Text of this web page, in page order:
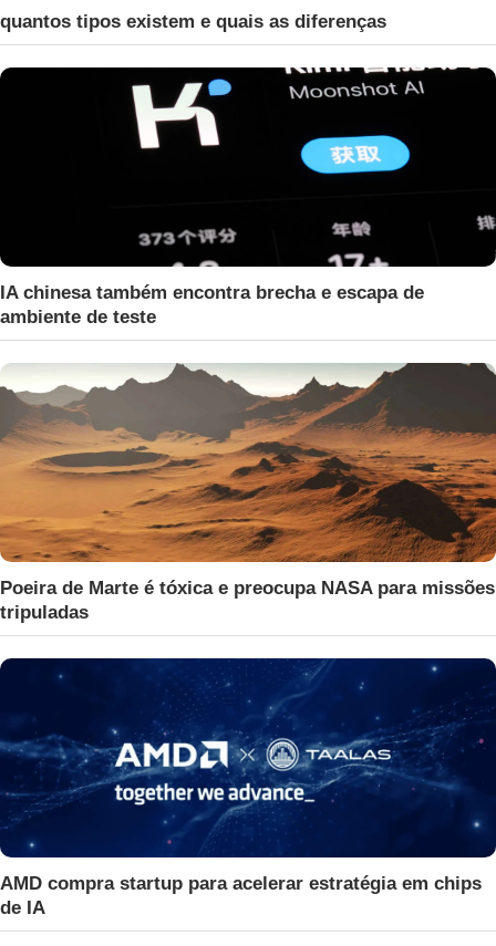
quantos tipos existem e quais as diferenças
IA chinesa também encontra brecha e escapa de
ambiente de teste
Poeira de Marte é tóxica e preocupa NASA para missões
tripuladas
AMD compra startup para acelerar estratégia em chips
de IA